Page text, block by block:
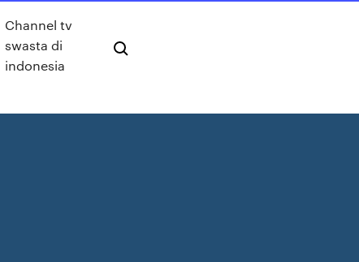
Channel tv
swasta di
indonesia